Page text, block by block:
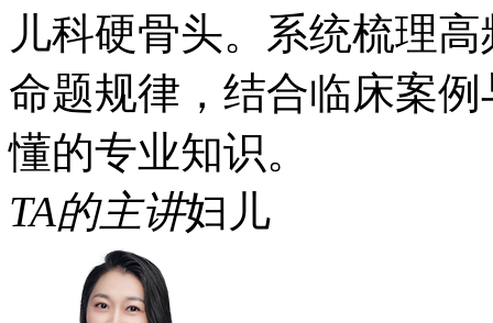
儿科硬骨头。系统梳理
命题规律，结合临床案
懂的专业知识。
TA的主讲妇儿